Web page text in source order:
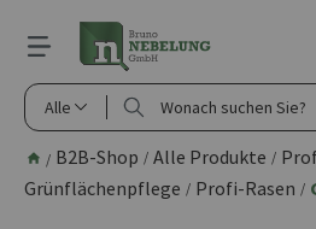
springen
Alle
/ B2B-Shop / Alle Produkte /
Grünflächenpflege / Profi-Rasen /